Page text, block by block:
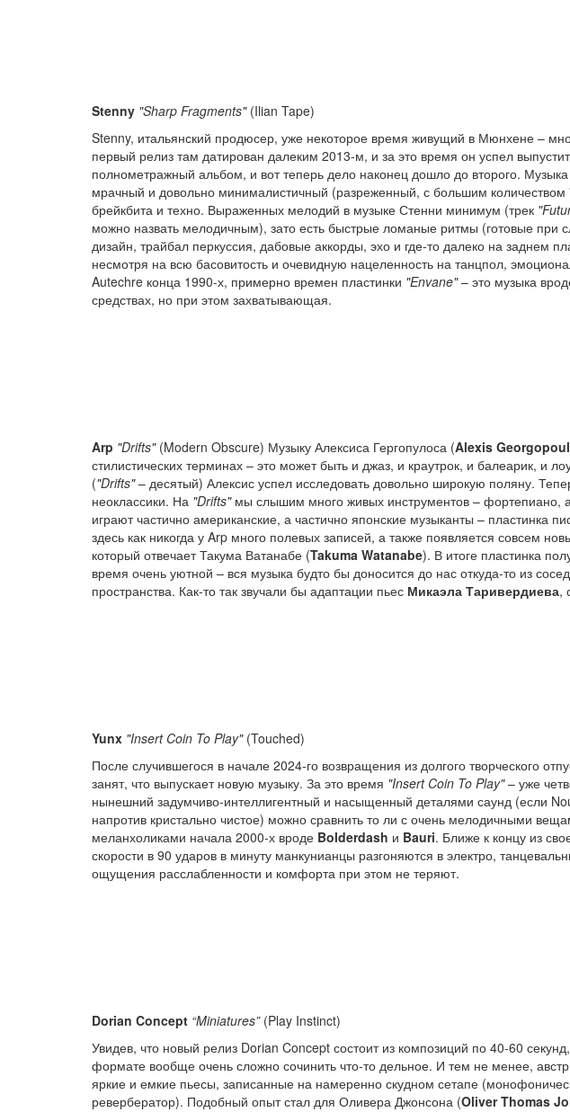
Stenny "Sharp Fragments"(Ilian Tape)
Stenny, итальянский продюсер, уже некоторое время живущий в Мюнхене –
первый релиз там датирован далеким 2013-м, и за это время он успел
полнометражный альбом, и вот теперь дело наконец дошло до второго.
мрачный и довольно минималистичный (разреженный, с большим количеством
брейкбита и техно. Выраженных мелодий в музыке Стенни минимум (трек
можно назвать мелодичным), зато есть быстрые ломаные ритмы (готовые при
дизайн, трайбал перкуссия, дабовые аккорды, эхо и где-то далеко на заднем
несмотря на всю басовитость и очевидную нацеленность на танцпол,
Autechre конца 1990-х, примерно времен пластинки "Envane"– это музыка
средствах, но при этом захватывающая.
Arp "Drifts"(Modern Obscure) Музыку Алексиса Гергопулоса (Alexis
стилистических терминах – это может быть и джаз, и краутрок, и балеарик, и
("Drifts"– десятый) Алексис успел исследовать довольно широкую поляну.
неоклассики. На "Drifts"мы слышим много живых инструментов – фортепиано,
играют частично американские, а частично японские музыканты – пластинка
здесь как никогда у Arp много полевых записей, а также появляется совсем
который отвечает Такума Ватанабе (Takuma Watanabe). В итоге пластинка
время очень уютной – вся музыка будто бы доносится до нас откуда-то из
пространства. Как-то так звучали бы адаптации пьес Микаэла Таривердиева,
Yunx "Insert Coin To Play"(Touched)
После случившегося в начале 2024-го возвращения из долгого творческого
занят, что выпускает новую музыку. За это время "Insert Coin To Play"– уже
нынешний задумчиво-интеллигентный и насыщенный деталями саунд (если
напротив кристально чистое) можно сравнить то ли с очень мелодичными
меланхоликами начала 2000-х вроде Bolderdash и Bauri. Ближе к концу из
скорости в 90 ударов в минуту манкунианцы разгоняются в электро,
ощущения расслабленности и комфорта при этом не теряют.
Dorian Concept “Miniatures”(Play Instinct)
Увидев, что новый релиз Dorian Concept состоит из композиций по 40-60
формате вообще очень сложно сочинить что-то дельное. И тем не менее,
яркие и емкие пьесы, записанные на намеренно скудном сетапе
ревербератор). Подобный опыт стал для Оливера Джонсона (Oliver Thomas